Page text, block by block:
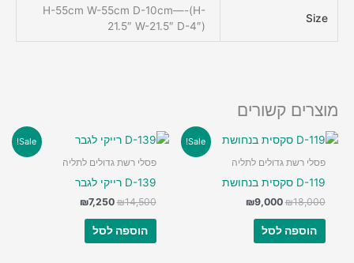
Size
H-55cm W-55cm D-10cm—-(H-
21.5″ W-21.5″ D-4″)
מוצרים קשורים
Sale!
פסלי רשת גדולים לתליה
D-119 סקסית בנחושת
₪18,000
המחיר
היה:
₪18,000.
₪9,000
המחיר
הוספה לסל
Sale!
פסלי רשת גדולים לתליה
D-139 רייקי לגבר
₪14,500
המחיר
היה:
₪14,500.
₪7,250
המחיר
הוספה לסל